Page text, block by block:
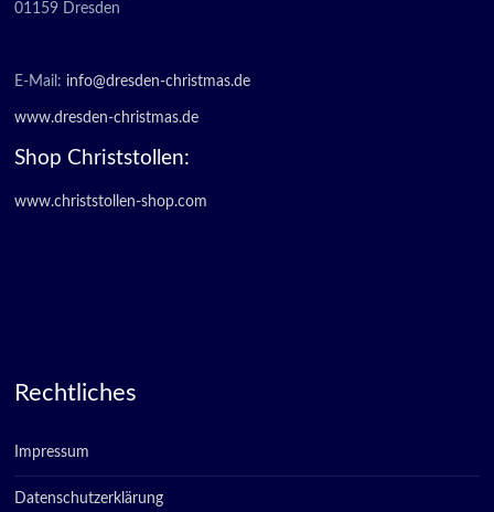
01159 Dresden
E-Mail: info@dresden-christmas.de
www.dresden-christmas.de
Shop Christstollen:
www.christstollen-shop.com
Rechtliches
Impressum
Datenschutzerklärung